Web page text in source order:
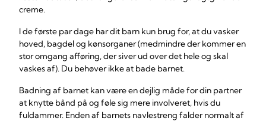
creme.
I de første par dage har dit barn kun brug for, at du vasker
hoved, bagdel og kønsorganer (medmindre der kommer en
stor omgang afføring, der siver ud over det hele og skal
vaskes af). Du behøver ikke at bade barnet.
Badning af barnet kan være en dejlig måde for din partner
at knytte bånd på og føle sig mere involveret, hvis du
fuldammer. Enden af barnets navlestreng falder normalt af